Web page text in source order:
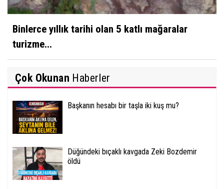
Binlerce yıllık tarihi olan 5 katlı mağaralar
turizme...
Çok Okunan Haberler
Başkanın hesabı bir taşla iki kuş mu?
Düğündeki bıçaklı kavgada Zeki Bozdemir
öldü